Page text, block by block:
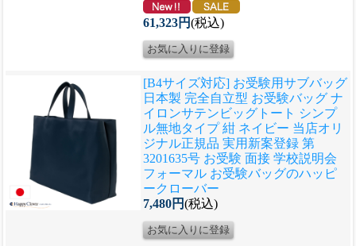
61,323円(税込)
[B4サイズ対応] お受験用サブバッグ
日本製 完全自立型 お受験バッグ ナ
イロンサテンビッグトート シンプ
ル無地タイプ 紺 ネイビー 当店オリ
ジナル正規品 実用新案登録 第
3201635号 お受験 面接 学校説明会
フォーマル お受験バッグのハッピ
ークローバー
7,480円(税込)